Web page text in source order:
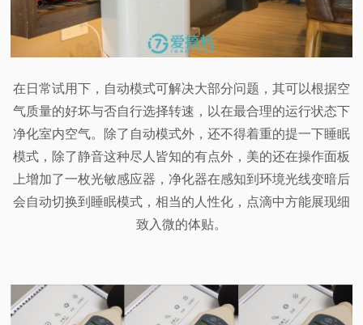
在日常试用下，自动模式可解决大部分问题，其可以根据空
气质量的好坏与否自行选择转速，以在最合理的运行状态下
净化室内空气。除了自动模式外，还不得着重的提一下睡眠
模式，除了静音这种尽人皆知的有点外，美的还在操作面板
上增加了一枚光敏感应器，净化器在感知到环境光线变暗后
会自动切换到睡眠模式，相当的人性化，点滴中方能展现细
致入微的体贴。